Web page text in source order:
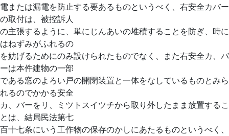
電または漏電を防止する要あるものというべく、右安全カバー
の取付は、被控訴人
の主張するように、単にじんあいの堆積することを防ぎ、時に
はねずみがふれるの
を妨げるためにのみ設けられたものでなく、また右安全カ、バ
ーは本件建物の一部
である窓のよろい戸の開閉装置と一体をなしているものとみら
れるのでかかる安全
カ、バーをリ、ミツトスイツチから取り外したまま放置するこ
とは、結局民法第七
百十七条にいう工作物の保存のかしにあたるものというべく、